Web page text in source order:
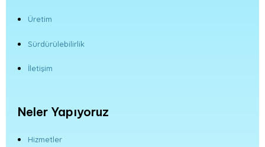
Üretim
Sürdürülebilirlik
İletişim
Neler Yapıyoruz
Hizmetler